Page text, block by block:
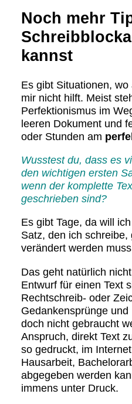
Noch mehr
kannst
Es gibt Situationen,
mir nicht hilft. Meist
Perfektionismus im
leeren Dokument und
oder Stunden am
Wusstest du, dass es
den wichtigen ersten
wenn der komplette
geschrieben sind?
Es gibt Tage, da will
Satz, den ich
verändert werden
Das geht natürlich
Entwurf für einen Text
Rechtschreib- oder
Gedankensprünge
doch nicht gebraucht
Anspruch, direkt Text
so gedruckt, im
Hausarbeit,
abgegeben werden
immens unter Druck.